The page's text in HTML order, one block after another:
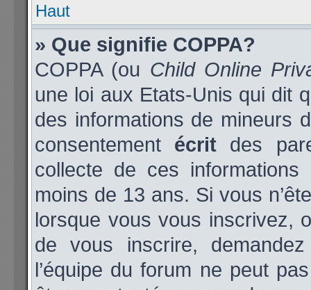
Haut
» Que signifie COPPA?
COPPA (ou Child Online
une loi aux Etats-Unis qui dit
des informations de mineurs
consentement écrit des
collecte de ces informations
moins de 13 ans. Si vous
lorsque vous vous inscrivez,
de vous inscrire,
l’équipe du forum ne peut